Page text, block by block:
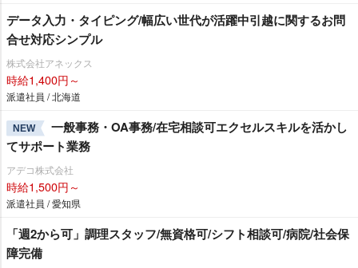
データ入力・タイピング/幅広い世代が活躍中引越に関するお問
合せ対応シンプル
株式会社アネックス
時給1,400円～
派遣社員 / 北海道
NEW
一般事務・OA事務/在宅相談可エクセルスキルを活かし
てサポート業務
アデコ株式会社
時給1,500円～
派遣社員 / 愛知県
「週2から可」調理スタッフ/無資格可/シフト相談可/病院/社会保
障完備